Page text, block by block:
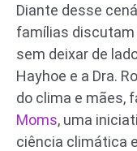
Diante desse
famílias discutam
sem deixar de
Hayhoe e a Dra.
do clima e mães,
Moms, uma
ciência climática